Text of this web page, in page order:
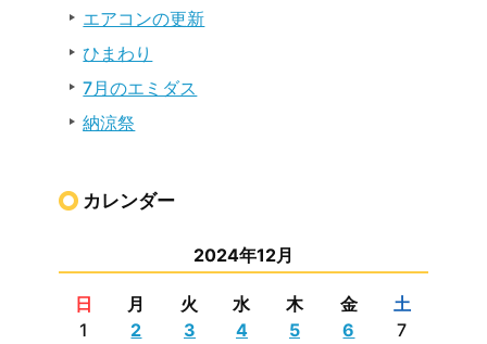
エアコンの更新
ひまわり
7月のエミダス
納涼祭
カレンダー
2024年12月
日 月 火 水 木 金
土
1
2 3 4 5 6
7